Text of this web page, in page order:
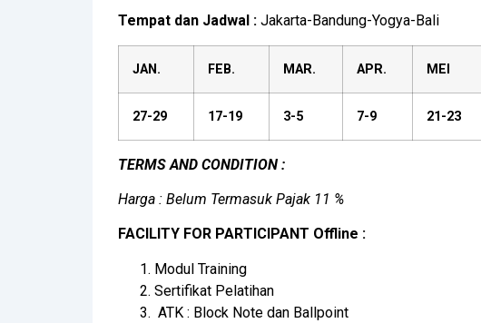
Tempat dan Jadwal : Jakarta-Bandung-Yogya-Bali
JAN. FEB. MAR. APR. MEI
27-29 17-19 3-5 7-9 21-23
TERMS AND CONDITION :
Harga : Belum Termasuk Pajak 11 %
FACILITY FOR PARTICIPANT Offline :
Modul Training
Sertifikat Pelatihan
ATK : Block Note dan Ballpoint